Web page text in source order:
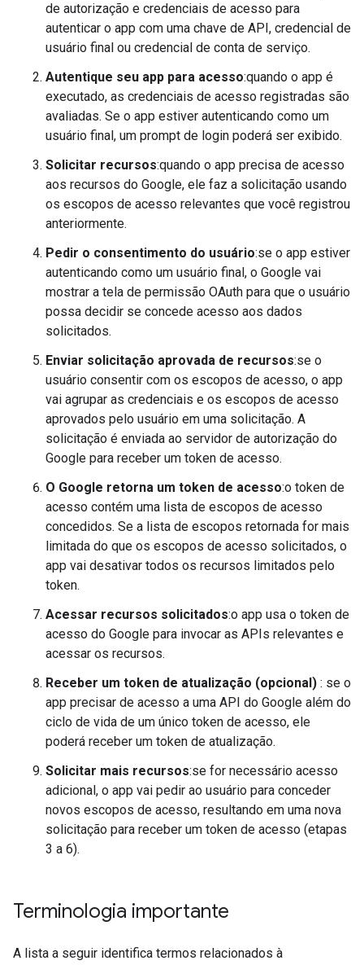
de autorização e credenciais de acesso para
autenticar o app com uma chave de API, credencial de
usuário final ou credencial de conta de serviço.
Autentique seu app para acesso:quando o app é
executado, as credenciais de acesso registradas são
avaliadas. Se o app estiver autenticando como um
usuário final, um prompt de login poderá ser exibido.
Solicitar recursos:quando o app precisa de acesso
aos recursos do Google, ele faz a solicitação usando
os escopos de acesso relevantes que você registrou
anteriormente.
Pedir o consentimento do usuário:se o app estiver
autenticando como um usuário final, o Google vai
mostrar a tela de permissão OAuth para que o usuário
possa decidir se concede acesso aos dados
solicitados.
Enviar solicitação aprovada de recursos:se o
usuário consentir com os escopos de acesso, o app
vai agrupar as credenciais e os escopos de acesso
aprovados pelo usuário em uma solicitação. A
solicitação é enviada ao servidor de autorização do
Google para receber um token de acesso.
O Google retorna um token de acesso:o token de
acesso contém uma lista de escopos de acesso
concedidos. Se a lista de escopos retornada for mais
limitada do que os escopos de acesso solicitados, o
app vai desativar todos os recursos limitados pelo
token.
Acessar recursos solicitados:o app usa o token de
acesso do Google para invocar as APIs relevantes e
acessar os recursos.
Receber um token de atualização (opcional) : se o
app precisar de acesso a uma API do Google além do
ciclo de vida de um único token de acesso, ele
poderá receber um token de atualização.
Solicitar mais recursos:se for necessário acesso
adicional, o app vai pedir ao usuário para conceder
novos escopos de acesso, resultando em uma nova
solicitação para receber um token de acesso (etapas
3 a 6).
Terminologia importante
A lista a seguir identifica termos relacionados à